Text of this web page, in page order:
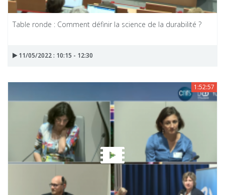
Table ronde : Comment définir la science de la durabilité ?
11/05/2022 : 10:15 - 12:30
1:52:57